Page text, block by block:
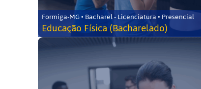
Formiga-MG • Bacharel - Licenciatura • Presencial
Educação Física (Bacharelado)